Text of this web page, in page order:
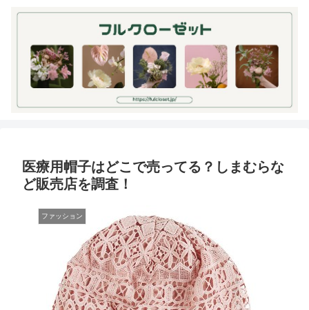
医療用帽子はどこで売ってる？しまむらな
ど販売店を調査！
ファッション